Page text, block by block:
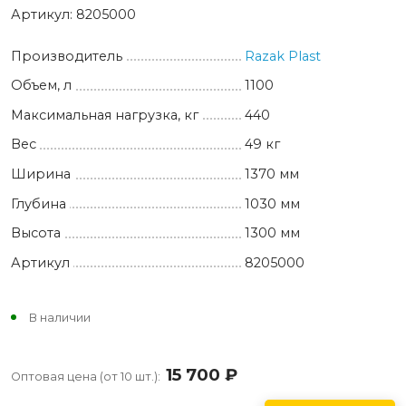
Артикул: 8205000
Производитель
Razak Plast
Объем, л
1100
Максимальная нагрузка, кг
440
Вес
49 кг
Ширина
1370 мм
Глубина
1030 мм
Высота
1300 мм
Артикул
8205000
В наличии
Оптовая цена (от 10 шт.): 15 700